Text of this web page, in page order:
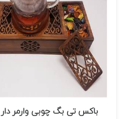
باکس تی بگ چوبی وارمر دار 4 خانه